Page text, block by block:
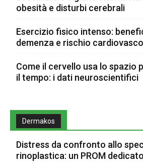
obesità e disturbi cerebrali
Esercizio fisico intenso:
demenza e rischio
Come il cervello usa lo spazio
il tempo: i dati neuroscientifici
Dermakos
Distress da confronto allo
rinoplastica: un PROM dedicato